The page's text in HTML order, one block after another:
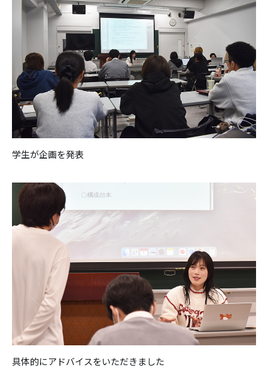
学生が企画を発表
具体的にアドバイスをいただきました